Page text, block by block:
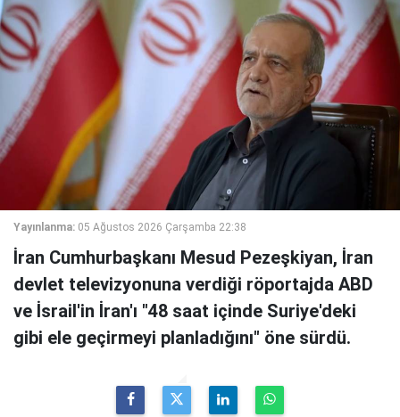
Yayınlanma: 05 Ağustos 2026 Çarşamba 22:38
İran Cumhurbaşkanı Mesud Pezeşkiyan, İran
devlet televizyonuna verdiği röportajda ABD
ve İsrail'in İran'ı "48 saat içinde Suriye'deki
gibi ele geçirmeyi planladığını" öne sürdü.